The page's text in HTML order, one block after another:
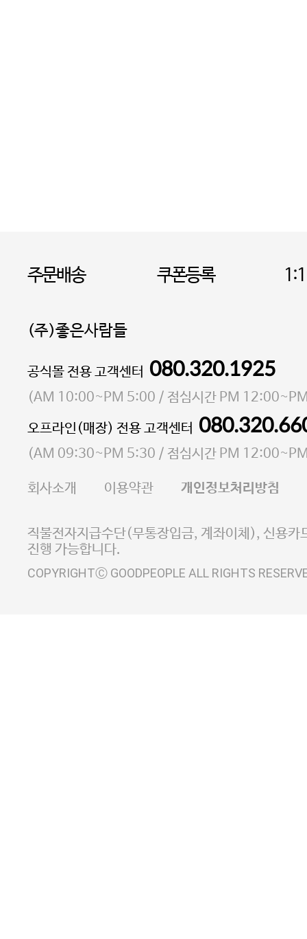
주문배송 쿠폰등록
(주)좋은사람들
대표 이성현,박영환| 개인정보관리책임자 김상현
소재지 서울특별시 마포구 마포대로4다길 41 마포
통신판매업 신고번호 2023-서울마포-3931호
사업자등록번호 105-81-58242
E-MAIL goodpeople@gpin.co.kr
사업자정보확인
이니시스 에스크로 서비
공식몰 전용 고객센터 080.320.1925
(AM 10:00~PM 5:00 / 점심시간 PM
오프라인(매장) 전용 고객센터
(AM 09:30~PM 5:30 / 점심시간 PM
회사소개 이용약관 개인정보처리방침
직불전자지급수단(무통장입금, 계좌이체), 신용카
진행 가능합니다.
COPYRIGHTⒸ GOODPEOPLE ALL RIGHTS